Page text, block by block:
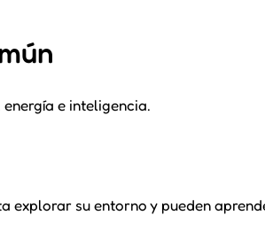
e inteligencia.
explorar su entorno y pueden